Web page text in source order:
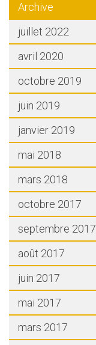
Archive
juillet 2022
avril 2020
octobre 2019
juin 2019
janvier 2019
mai 2018
mars 2018
octobre 2017
septembre 2017
août 2017
juin 2017
mai 2017
mars 2017